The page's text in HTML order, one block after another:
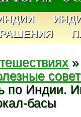
»
по Индии.
басы